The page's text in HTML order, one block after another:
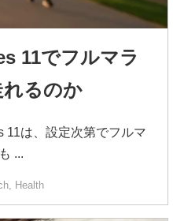
11でフルマラ
れるのか
11は、設定次第でフルマ
...
Health